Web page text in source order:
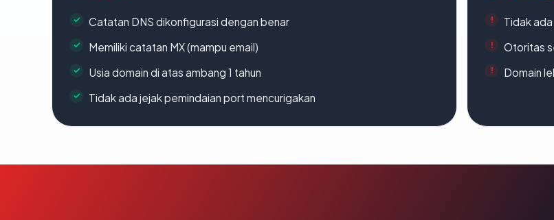
Catatan DNS dikonfigurasi dengan benar
Memiliki catatan MX (mampu email)
Usia domain di atas ambang 1 tahun
Tidak ada jejak pemindaian port mencurigakan
Tidak
Otoritas
Domain